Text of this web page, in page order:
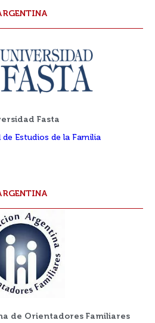
Fasta
Estudios de la Familia
de Orientadores Familiares